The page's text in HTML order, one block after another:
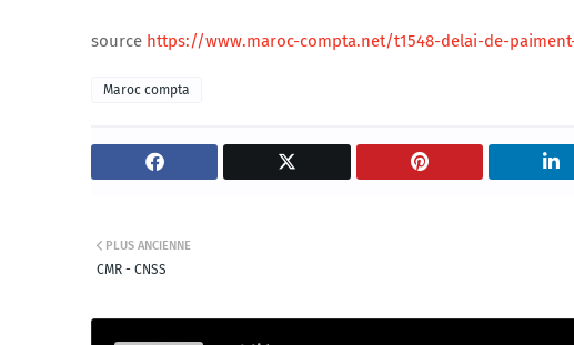
source https://www.maroc-compta.net/t1548-delai-de-
Maroc compta
PLUS ANCIENNE
CMR - CNSS